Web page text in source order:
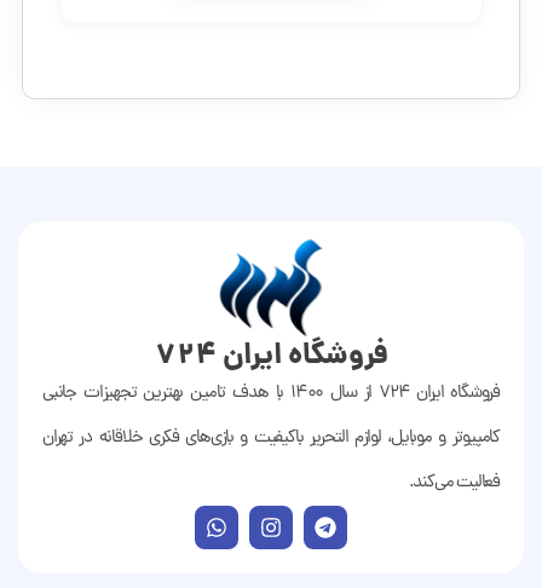
فروشگاه ایران 724
فروشگاه ایران ۷۲۴ از سال ۱۴۰۰ با هدف تامین بهترین تجهیزات جانبی
کامپیوتر و موبایل، لوازم التحریر باکیفیت و بازی‌های فکری خلاقانه در تهران
فعالیت می‌کند.